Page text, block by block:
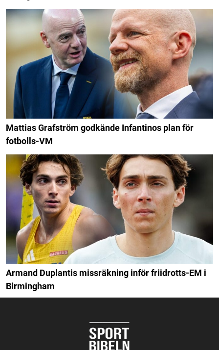
Mattias Grafström godkände Infantinos plan för
fotbolls-VM
Armand Duplantis missräkning inför friidrotts-EM i
Birmingham